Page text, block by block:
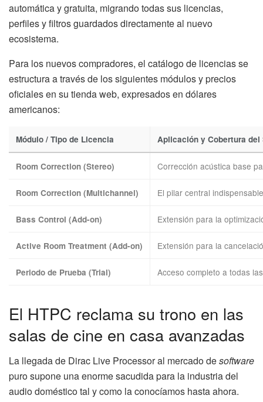
automática y gratuita, migrando todas sus licencias,
perfiles y filtros guardados directamente al nuevo
ecosistema.
Para los nuevos compradores, el catálogo de licencias se
estructura a través de los siguientes módulos y precios
oficiales en su tienda web, expresados en dólares
americanos:
Módulo / Tipo de Licencia Aplicación y Cobertura del
Room Correction (Stereo) Corrección acústica base
Room Correction (Multichannel) El pilar central
Bass Control (Add-on) Extensión para la
Active Room Treatment (Add-on) Extensión para la
Periodo de Prueba (Trial) Acceso completo a todas
El HTPC reclama su trono en las
salas de cine en casa avanzadas
La llegada de Dirac Live Processor al mercado desoftware
puro supone una enorme sacudida para la industria del
audio doméstico tal y como la conocíamos hasta ahora.